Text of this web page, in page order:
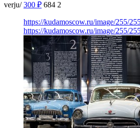
verju/ 300 ₽ 684 2
https://kudamoscow.ru/image/255/
https://kudamoscow.ru/image/255/